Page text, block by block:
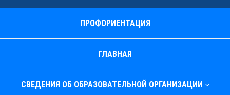
ПРОФОРИЕНТАЦИЯ
ГЛАВНАЯ
СВЕДЕНИЯ ОБ ОБРАЗОВАТЕЛЬНОЙ ОРГАНИЗАЦИИ